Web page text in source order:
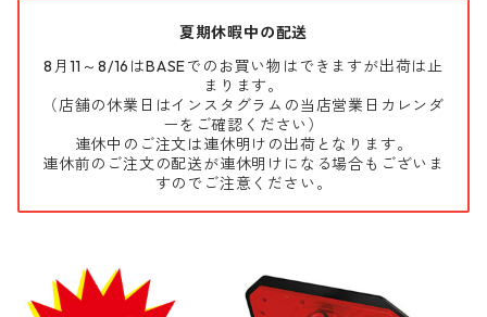
夏期休暇中の配送
8月11～8/16はBASEでのお買い物はできますが出荷は止
まります。
（店舗の休業日はインスタグラムの当店営業日カレンダ
ーをご確認ください）
連休中のご注文は連休明けの出荷となります。
連休前のご注文の配送が連休明けになる場合もございま
すのでご注意ください。